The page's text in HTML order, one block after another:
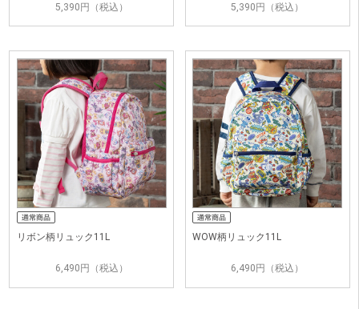
5,390円（税込） 5,390円（税込）
リボン柄リュック11L
6,490円（税込）
WOW柄リュック11L
6,490円（税込）